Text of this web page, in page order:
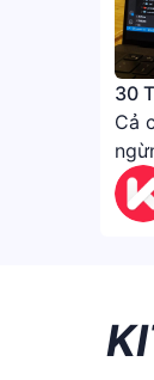
30
Cả
tình
lẽ,